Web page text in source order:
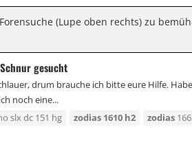
(Lupe oben rechts) zu
gesucht
drum brauche ich bitte eure Hilfe.
noch eine...
slx dc 151 hg zodias 1610 h2 zodias